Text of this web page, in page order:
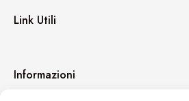
Link Utili
Informazioni